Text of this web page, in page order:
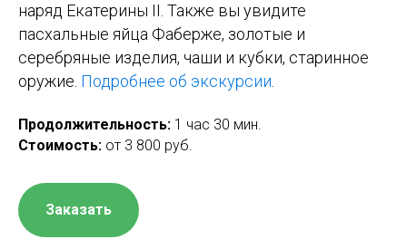
наряд Екатерины II. Также вы увидите
пасхальные яйца Фаберже, золотые и
серебряные изделия, чаши и кубки, старинное
оружие. Подробнее об экскурсии
Продолжительность: 1 час 30 мин.
Стоимость: от 3 800 руб.
Заказать